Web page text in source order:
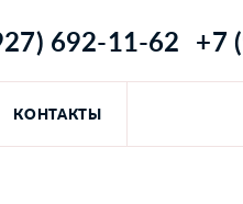
692-11-62 +7
КОНТАКТЫ